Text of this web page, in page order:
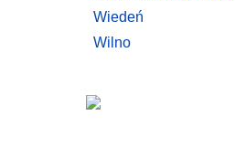
Wiedeń
Wilno